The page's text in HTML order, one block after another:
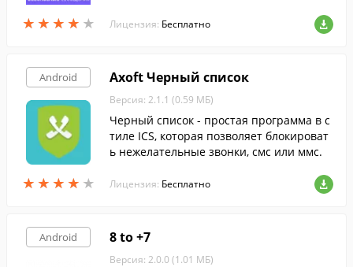
★ ★ ★ ★ ★
★ ★ ★ ★ ★ Лицензия: Бесплатно
Android
★ ★ ★ ★ ★
★ ★ ★ ★ ★
Axoft Черный список
Версия: 2.1.1 (0.59 МБ)
Черный список - простая программа в с
тиле ICS, которая позволяет блокироват
ь нежелательные звонки, смс или ммс.
Лицензия: Бесплатно
Android 8 to +7
Версия: 2.0.0 (1.01 МБ)